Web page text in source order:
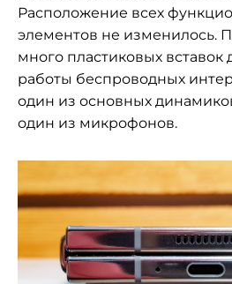
Расположение всех
элементов не изменилось.
много пластиковых вставок
работы беспроводных
один из основных
один из микрофонов.